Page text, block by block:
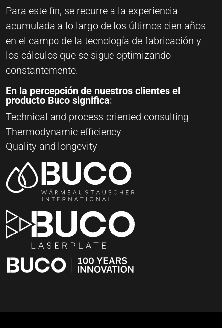
Para este fin, se recurre a la experiencia
acumulada a lo largo de los últimos cien años
en el campo de la tecnología de fabricación y
los cálculos que se sigue optimizando
constantemente.
En la percepción de nuestros clientes el
producto Buco significa:
Technical and process-oriented consulting
Thermodynamic efficiency
Quality and longevity